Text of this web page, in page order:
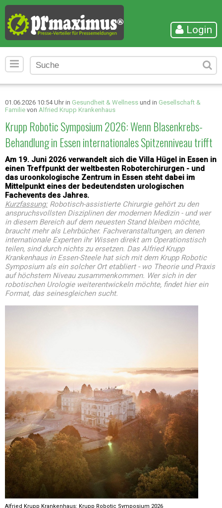
Login
01.06.2026 10:54 Uhr in Gesundheit & Wellness und in Gesellschaft &
Familie von Alfried Krupp Krankenhaus
Krupp Robotic Symposium 2026: Wenn Blasenkrebs-
Behandlung in Essen internationales Spitzenniveau trifft
Am 19. Juni 2026 verwandelt sich die Villa Hügel in Essen in
einen Treffpunkt der weltbesten Roboterchirurgen - und
das uroonkologische Zentrum in Essen steht dabei im
Mittelpunkt eines der bedeutendsten urologischen
Fachevents des Jahres.
Kurzfassung:Robotisch-assistierte Chirurgie gehört zu den
anspruchsvollsten Disziplinen der modernen Medizin - und wer
in diesem Bereich auf dem neuesten Stand bleiben möchte,
braucht mehr als Lehrbücher. Fachveranstaltungen, an denen
internationale Experten ihr Wissen direkt am Operationstisch
teilen, sind durch nichts zu ersetzen. Das Alfried Krupp
Krankenhaus in Essen-Steele hat sich mit dem Krupp Robotic
Symposium als ein solcher Ort etabliert - wo Theorie und Praxis
auf höchstem Niveau zusammenkommen. Wer sich in der
robotischen Urologie weiterentwickeln möchte, findet hier ein
Format, das seinesgleichen sucht.
Alfried Krupp Krankenhaus: Krupp Robotic Symposium 2026